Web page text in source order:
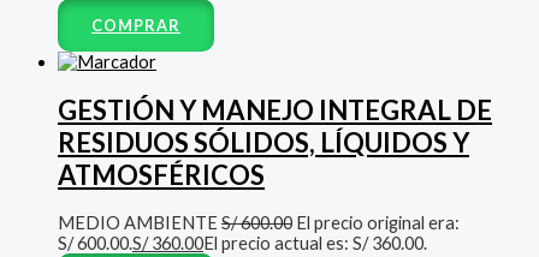
COMPRAR
GESTIÓN Y MANEJO INTEGRAL DE
RESIDUOS SÓLIDOS, LÍQUIDOS Y
ATMOSFÉRICOS
MEDIO AMBIENTE S/600.00 El precio original era:
S/ 600.00.S/360.00El precio actual es: S/ 360.00.